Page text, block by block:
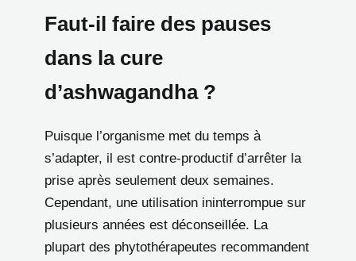
Faut-il faire des pauses
dans la cure
d’ashwagandha ?
Puisque l’organisme met du temps à
s’adapter, il est contre-productif d’arrêter la
prise après seulement deux semaines.
Cependant, une utilisation ininterrompue sur
plusieurs années est déconseillée. La
plupart des phytothérapeutes recommandent